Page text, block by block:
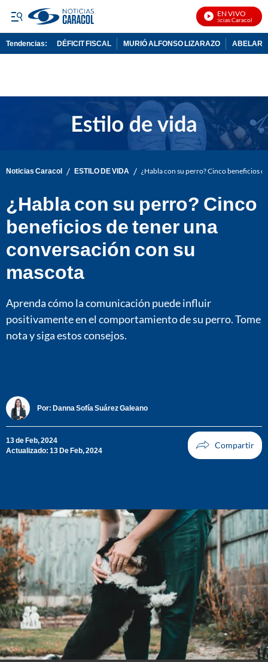
EN VIVO
Noticias Caracol En
Tendencias: DÉFICIT FISCAL MURIÓ ALFONSO LIZARAZO
Noticias Caracol / ESTILO DE VIDA / ¿Habla con su perro? Cinco beneficios
¿Habla con su perro? Cinco
beneficios de tener una
conversación con su
mascota
Aprenda cómo la comunicación puede influir
positivamente en el comportamiento de su perro. Tome
nota y siga estos consejos.
Por: Danna Sofía Suárez Galeano
13 de Feb, 2024
Actualizado: 13 De Feb, 2024